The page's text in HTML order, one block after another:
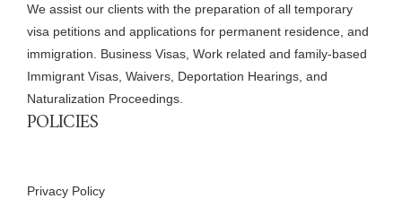
We assist our clients with the preparation of all temporary
visa petitions and applications for permanent residence, and
immigration. Business Visas, Work related and family-based
Immigrant Visas, Waivers, Deportation Hearings, and
Naturalization Proceedings.
POLICIES
Privacy Policy